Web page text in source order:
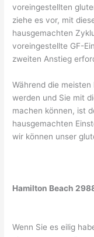
voreingestellten
ziehe es vor, mit
hausgemachten
voreingestellte GF-
zweiten Anstieg
Während die
werden und Sie mit
machen können, ist
hausgemachten
wir können unser
Hamilton Beach
Wenn Sie es eilig